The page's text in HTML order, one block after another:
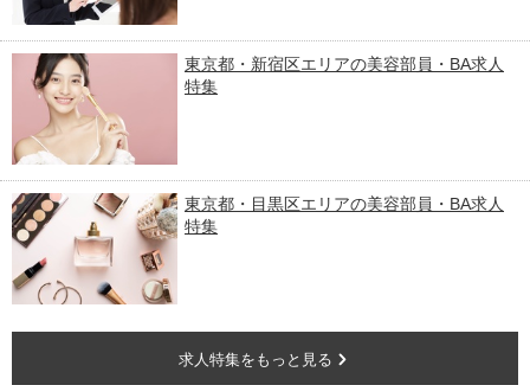
東京都・新宿区エリアの美容部員・BA求人
特集
東京都・目黒区エリアの美容部員・BA求人
特集
求人特集をもっと見る